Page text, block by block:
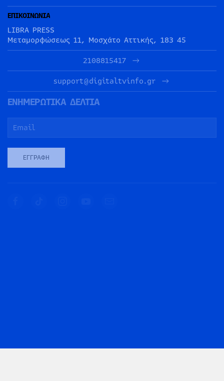
ΕΠΙΚΟΙΝΩΝΙΑ
LIBRA PRESS
Μεταμορφώσεως 11, Μοσχάτο Αττικής, 183 45
2108815417
support@digitaltvinfo.gr
ΕΝΗΜΕΡΩΤΙΚΑ ΔΕΛΤΙΑ
ΕΓΓΡΑΦΉ